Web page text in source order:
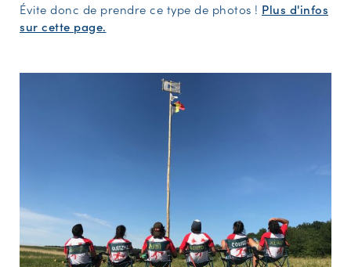
Évite donc de prendre ce type de photos ! Plus d'infos
sur cette page.